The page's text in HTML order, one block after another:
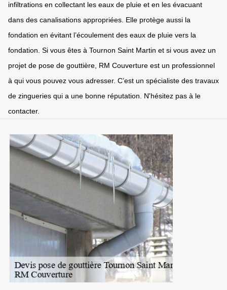
infiltrations en collectant les eaux de pluie et en les évacuant
dans des canalisations appropriées. Elle protège aussi la
fondation en évitant l’écoulement des eaux de pluie vers la
fondation. Si vous êtes à Tournon Saint Martin et si vous avez un
projet de pose de gouttière, RM Couverture est un professionnel
à qui vous pouvez vous adresser. C’est un spécialiste des travaux
de zingueries qui a une bonne réputation. N'hésitez pas à le
contacter.